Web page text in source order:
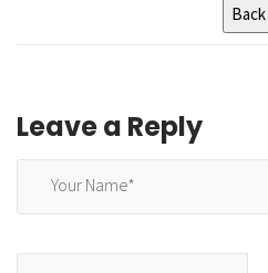
Leave a Reply